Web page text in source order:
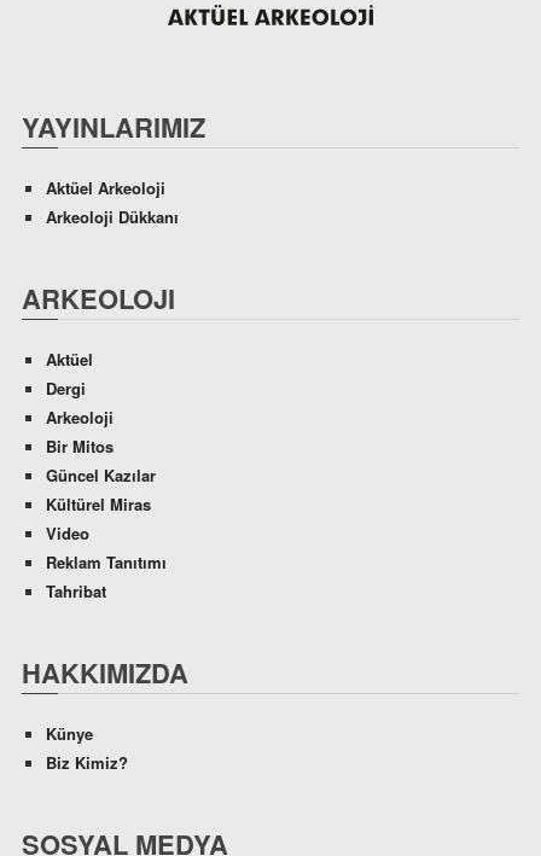
YAYINLARIMIZ
Aktüel Arkeoloji
Arkeoloji Dükkanı
ARKEOLOJI
Aktüel
Dergi
Arkeoloji
Bir Mitos
Güncel Kazılar
Kültürel Miras
Video
Reklam Tanıtımı
Tahribat
HAKKIMIZDA
Künye
Biz Kimiz?
SOSYAL MEDYA